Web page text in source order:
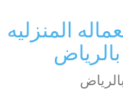
العماله المنزليه